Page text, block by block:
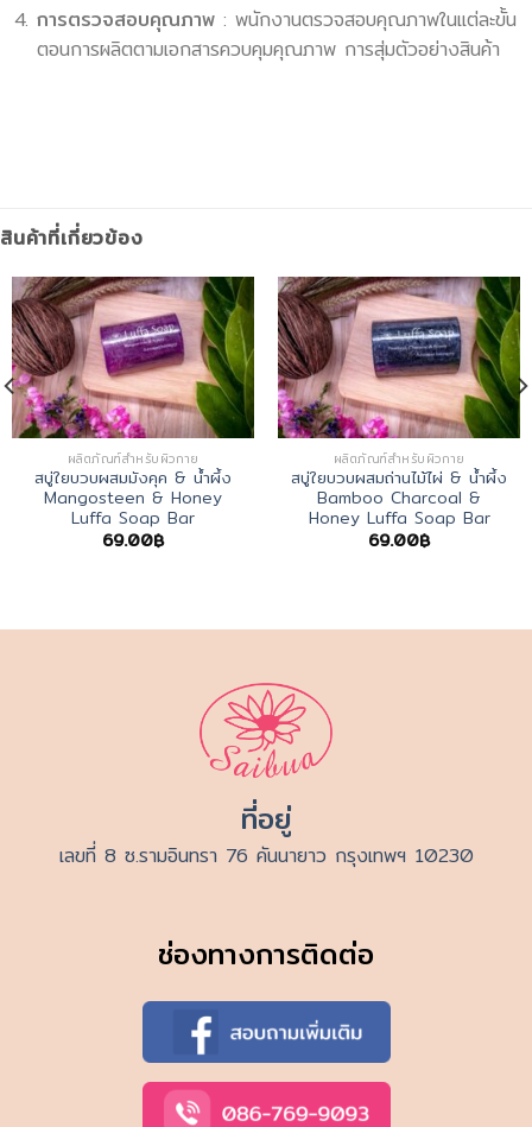
การตรวจสอบคุณภาพ: พนักงานตรวจสอบคุณภาพในแต่ละขั้น
ตอนการผลิตตามเอกสารควบคุมคุณภาพ การสุ่มตัวอย่างสินค้า
สินค้าที่เกี่ยวข้อง
ผลิตภัณฑ์สำหรับผิวกาย
สบู่ใยบวบผสมมังคุค & น้ำผึ้ง
Mangosteen & Honey
Luffa Soap Bar
69.00฿
ผลิตภัณฑ์สำหรับผิวกาย
สบู่ใยบวบผสมถ่านไม้ไผ่ & น้ำผึ้ง
Bamboo Charcoal &
Honey Luffa Soap Bar
69.00฿
ที่อยู่
เลขที่ 8 ซ.รามอินทรา 76 คันนายาว กรุงเทพฯ 10230
ช่องทางการติดต่อ